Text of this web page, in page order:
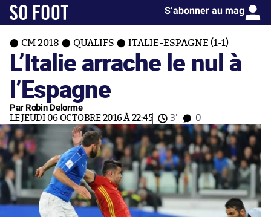
S’abonner au mag
CM 2018 QUALIFS ITALIE-ESPAGNE (1-1)
L’Italie arrache le nul à
l’Espagne
Par Robin Delorme
LE JEUDI 06 OCTOBRE 2016 À 22:45 3' 0